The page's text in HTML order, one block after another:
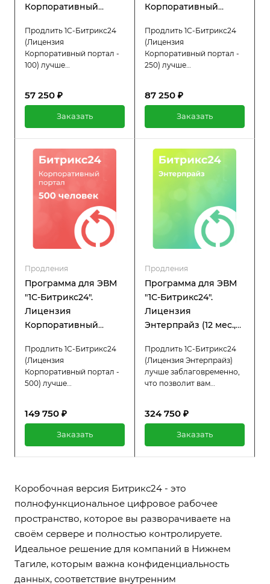
Корпоративный
продление)
Продлить 1С-Битрикс24
(Лицензия
Корпоративный портал -
100) лучше
простоев в работе
также регулярную
техническую поддержку и
обновления.
57 250 ₽
Заказать
Корпоративный
продление)
Продлить 1С-Битрикс24
(Лицензия
Корпоративный портал -
250) лучше
простоев в работе
также регулярную
техническую поддержку и
обновления.
87 250 ₽
Заказать
Продления
Программа для ЭВМ
"1С-Битрикс24".
Лицензия
Корпоративный
продление)
Продлить 1С-Битрикс24
(Лицензия
Корпоративный портал -
500) лучше
простоев в работе
техническую поддержку и
обновления.
149 750 ₽
Заказать
Продления
Программа для ЭВМ
"1С-Битрикс24".
Лицензия
Энтерпрайз (12 мес.,
Продлить 1С-Битрикс24
(Лицензия Энтерпрайз)
лучше заблаговременно,
что позволит вам
активной лицензии вы
324 750 ₽
Заказать
Коробочная версия Битрикс24 - это
полнофункциональное цифровое рабочее
пространство, которое вы разворачиваете на
своём сервере и полностью контролируете.
Идеальное решение для компаний в Нижнем
Тагиле, которым важна конфиденциальность
данных, соответствие внутренним